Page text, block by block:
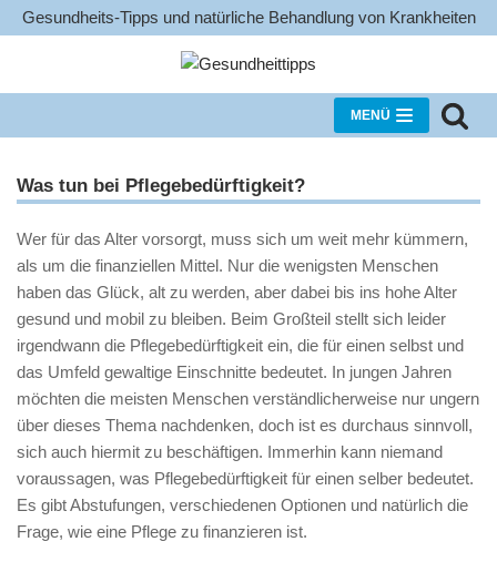
Gesundheits-Tipps und natürliche Behandlung von Krankheiten
MENÜ
Was tun bei Pflegebedürftigkeit?
Wer für das Alter vorsorgt, muss sich um weit mehr kümmern,
als um die finanziellen Mittel. Nur die wenigsten Menschen
haben das Glück, alt zu werden, aber dabei bis ins hohe Alter
gesund und mobil zu bleiben. Beim Großteil stellt sich leider
irgendwann die Pflegebedürftigkeit ein, die für einen selbst und
das Umfeld gewaltige Einschnitte bedeutet. In jungen Jahren
möchten die meisten Menschen verständlicherweise nur ungern
über dieses Thema nachdenken, doch ist es durchaus sinnvoll,
sich auch hiermit zu beschäftigen. Immerhin kann niemand
voraussagen, was Pflegebedürftigkeit für einen selber bedeutet.
Es gibt Abstufungen, verschiedenen Optionen und natürlich die
Frage, wie eine Pflege zu finanzieren ist.